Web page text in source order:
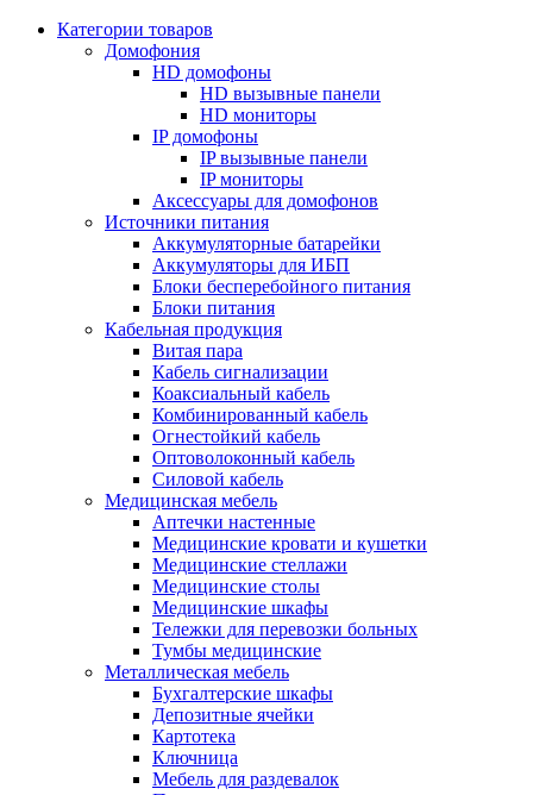
Категории товаров
Домофония
HD домофоны
HD вызывные панели
HD мониторы
IP домофоны
IP вызывные панели
IP мониторы
Аксессуары для домофонов
Источники питания
Аккумуляторные батарейки
Аккумуляторы для ИБП
Блоки бесперебойного питания
Блоки питания
Кабельная продукция
Витая пара
Кабель сигнализации
Коаксиальный кабель
Комбинированный кабель
Огнестойкий кабель
Оптоволоконный кабель
Силовой кабель
Медицинская мебель
Аптечки настенные
Медицинские кровати и кушетки
Медицинские стеллажи
Медицинские столы
Медицинские шкафы
Тележки для перевозки больных
Тумбы медицинские
Металлическая мебель
Бухгалтерские шкафы
Депозитные ячейки
Картотека
Ключница
Мебель для раздевалок